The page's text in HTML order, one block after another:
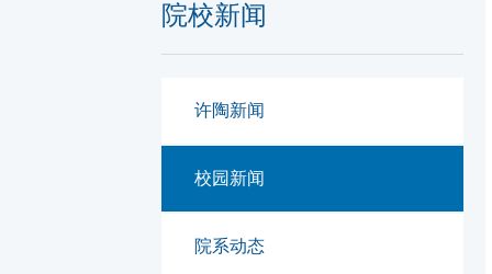
院校新闻
许陶新闻
校园新闻
院系动态